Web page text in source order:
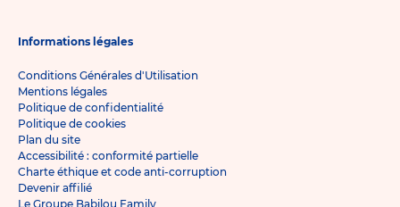
Informations légales
Conditions Générales d'Utilisation
Mentions légales
Politique de confidentialité
Politique de cookies
Plan du site
Accessibilité : conformité partielle
Charte éthique et code anti-corruption
Devenir affilié
Le Groupe Babilou Family